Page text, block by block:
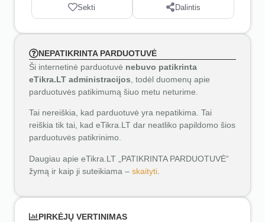
Sekti Dalintis
NEPATIKRINTA PARDUOTUVĖ
Ši internetinė parduotuvė nebuvo patikrinta
eTikra.LT administracijos , todėl duomenų apie
parduotuvės patikimumą šiuo metu neturime.
Tai nereiškia, kad parduotuvė yra nepatikima. Tai
reiškia tik tai, kad eTikra.LT dar neatliko papildomo šios
parduotuvės patikrinimo.
Daugiau apie eTikra.LT „PATIKRINTA PARDUOTUVĖ“
žymą ir kaip ji suteikiama – skaityti
PIRKĖJŲ VERTINIMAS